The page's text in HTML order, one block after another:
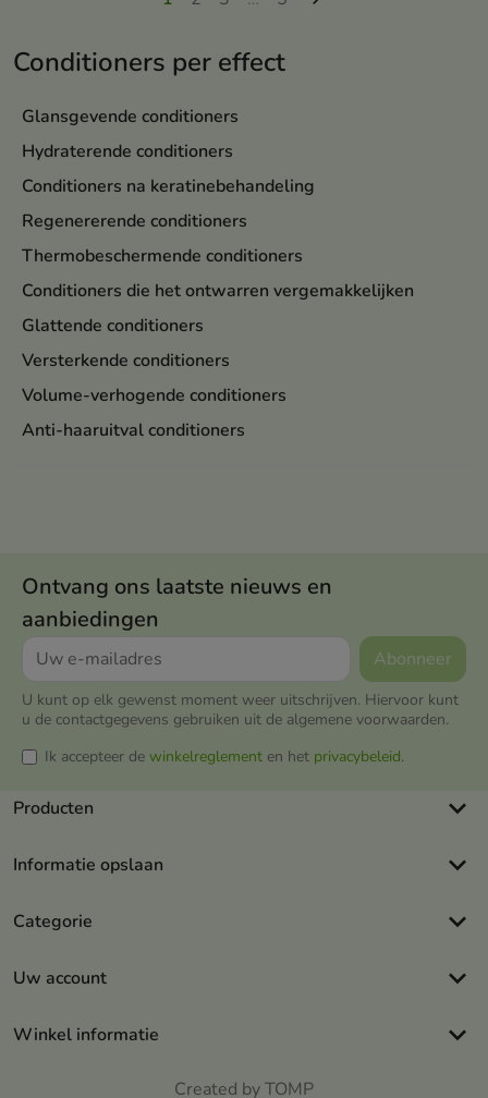
Conditioners per effect
Glansgevende conditioners
Hydraterende conditioners
Conditioners na keratinebehandeling
Regenererende conditioners
Thermobeschermende conditioners
Conditioners die het ontwarren vergemakkelijken
Glattende conditioners
Versterkende conditioners
Volume-verhogende conditioners
Anti-haaruitval conditioners
Ontvang ons laatste nieuws en
aanbiedingen
U kunt op elk gewenst moment weer uitschrijven. Hiervoor kunt
u de contactgegevens gebruiken uit de algemene voorwaarden.
Ik accepteer de winkelreglement en het privacybeleid.
Producten keyboard_arrow_down
Informatie opslaan keyboard_arrow_down
Categorie keyboard_arrow_down
Uw account keyboard_arrow_down
Winkel informatie keyboard_arrow_down
Created by TOMP